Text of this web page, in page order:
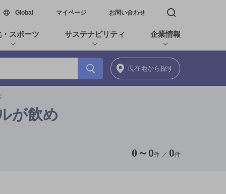
Global新しいウィンドウで開く
マイページ お問い合わせ 検索窓を開く
スポーツ サステナビリティ 企業情報
現在地から探す
が飲め
0 ～ 0件 ／ 0件